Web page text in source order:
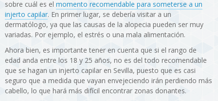
sobre cuál es el momento recomendable para someterse a un
injerto capilar. En primer lugar, se debería visitar a un
dermatólogo, ya que las causas de la alopecia pueden ser muy
variadas. Por ejemplo, el estrés o una mala alimentación.
Ahora bien, es importante tener en cuenta que si el rango de
edad anda entre los 18 y 25 años, no es del todo recomendable
que se hagan un injerto capilar en Sevilla, puesto que es casi
seguro que a medida que vayan envejeciendo irán perdiendo más
cabello, lo que hará más difícil encontrar zonas donantes.